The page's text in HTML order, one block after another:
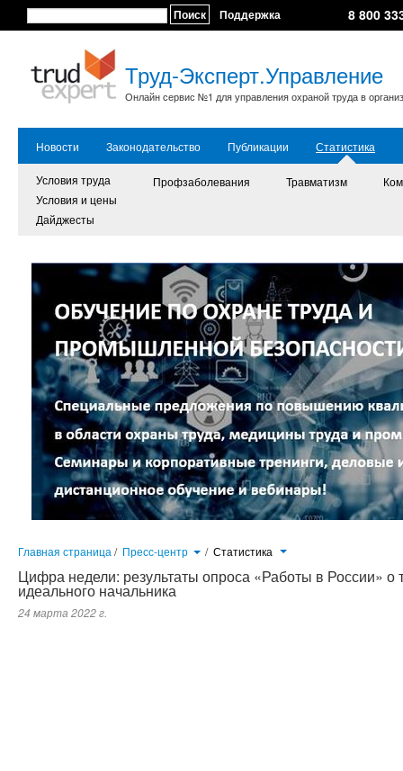
Поиск Поддержка 8 800
Труд-Эксперт.Управление
Онлайн сервис №1 для управления охраной труда в
Новости Законодательство Публикации Статистика
Условия труда
Условия и цены
Дайджесты
Профзаболевания Травматизм
Главная страница / Пресс-центр / Статистика
Цифра недели: результаты опроса «Работы в России» о
идеального начальника
24 марта 2022 г.